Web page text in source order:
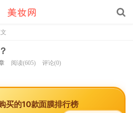
阅读(605) 评论(0)
买的10款面膜排行榜